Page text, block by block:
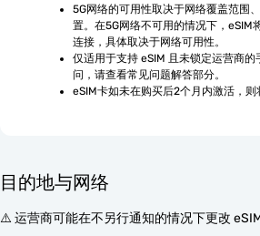
5G网络的可用性取决于网络覆盖范围
置。在5G网络不可用的情况下，eSIM
连接，具体取决于网络可用性。
仅适用于支持 eSIM 且未锁定运营商
问，请查看常见问题解答部分。
eSIM卡如未在购买后2个月内激活，则
目的地与网络
⚠️ 运营商可能在不另行通知的情况下更改